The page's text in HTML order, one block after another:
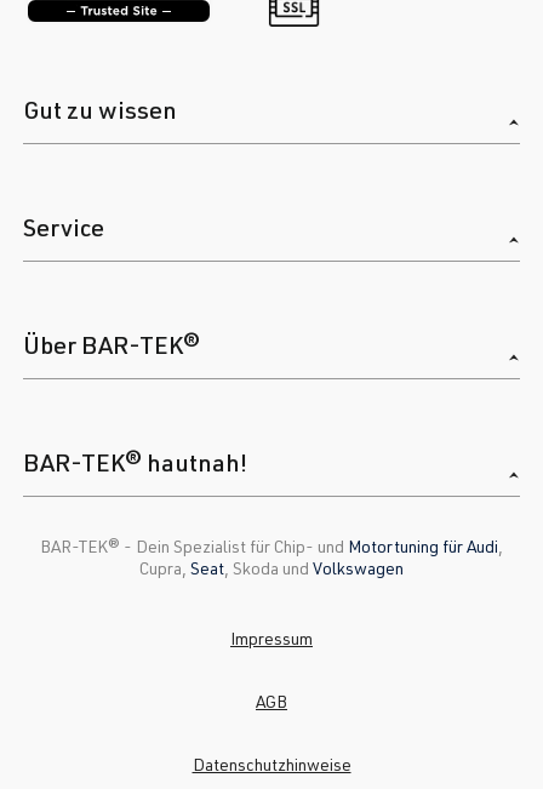
Gut zu wissen
Service
Über BAR-TEK®
BAR-TEK® hautnah!
BAR-TEK®️ - Dein Spezialist für Chip- und Motortuning für Audi
Cupra, Seat , Skoda und Volkswagen
Impressum
AGB
Datenschutzhinweise